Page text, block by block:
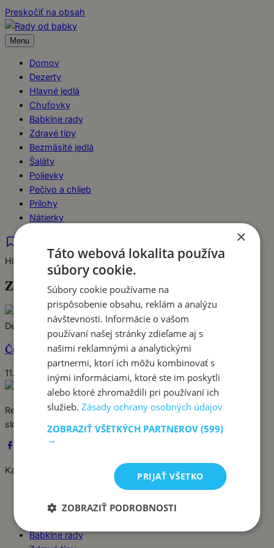
Preskočiť na obsah
Menu
Domov
Dezerty
Hlavné jedlá
Chuťovky
Babkine rady
Zdravé tipy
Bezmäsité jedlá
Šaláty
Polievky
Pečivo a chlieb
Prílohy
Nátierky
Hľadať
Značka:muffiny z jednej misky
Dezerty
Čučoriedkové muffiny z jednej misky
11. júla 2025
Recepty píše babka Stanka. Jednoduché, poctivé jedlá zo
slovenskej kuchyne, ktoré sa vždy podaria.
Kategórie
Hlavné jedlá
Babkine rady
×
Táto webová lokalita používa
súbory cookie.
Súbory cookie používame na
prispôsobenie obsahu, reklám a analýzu
návštevnosti. Informácie o vašom
používaní našej stránky zdieľame aj s
našimi reklamnými a analytickými
partnermi, ktorí ich môžu kombinovať s
inými informáciami, ktoré ste im poskytli
alebo ktoré zhromaždili pri používaní ich
služieb.Zásady ochrany osobných údajov
ZOBRAZIŤ VŠETKÝCH PARTNEROV(599)
→
PRIJAŤ VŠETKO
ZOBRAZIŤ PODROBNOSTI